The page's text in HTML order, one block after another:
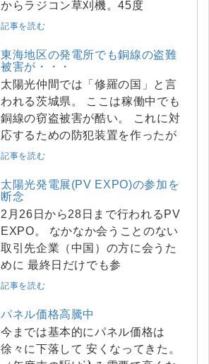
からラジコン草刈機。45度
記事を読む
東海地区の発電所でも銅線の盗難
被害が・・・
太陽光仲間では「修羅の国」と言
われる茨城県。 ここは稼働中でも
銅線の窃盗被害が酷い。 これに対
応するための防犯装置を作ったが
記事を読む
太陽光発電展(PV EXPO)の参加を
断念
2月26日から28日まで行われるPV
EXPO。 なかなか会うことのない
取引先企業（中国）の方に会うた
めに 最終日だけでも参
記事を読む
パネル価格高騰中
今までは基本的にパネル価格は
徐々に下落して 安くなってきた。